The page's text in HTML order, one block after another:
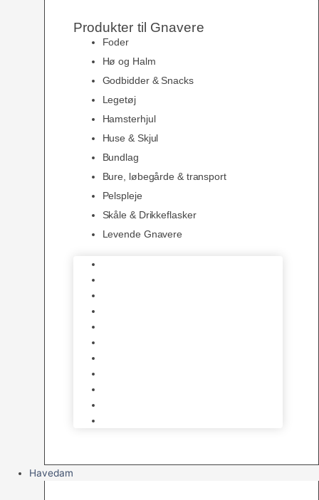
Produkter til Gnavere
Foder
Hø og Halm
Godbidder & Snacks
Legetøj
Hamsterhjul
Huse & Skjul
Bundlag
Bure, løbegårde & transport
Pelspleje
Skåle & Drikkeflasker
Levende Gnavere
Havedam